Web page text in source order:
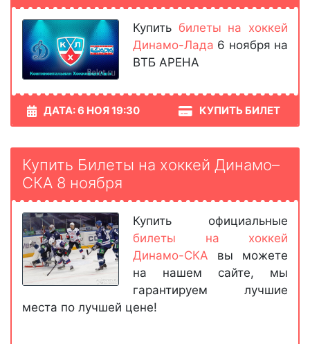
Купить билеты на хоккей
Динамо-Лада 6 ноября на
ВТБ АРЕНА
ДАТА: 6 НОЯ 19:30 КУПИТЬ БИЛЕТ
Купить Билеты на хоккей Динамо–
СКА 8 ноября
Купить официальные
билеты на хоккей
Динамо-СКА вы можете
на нашем сайте, мы
гарантируем лучшие
места по лучшей цене!